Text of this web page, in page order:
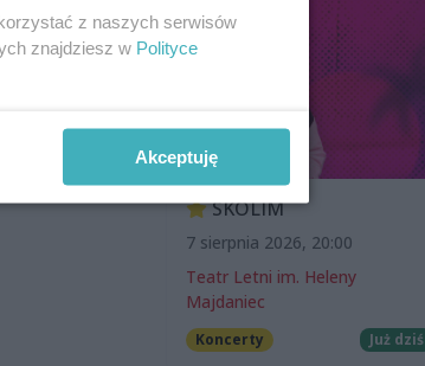
jeszcze
się w
SKOLIM
7 sierpnia 2026, 20:00
Teatr Letni im. Heleny
Majdaniec
Koncerty Już dziś
z naszych serwisów
znajdziesz w Polityce
Akceptuję